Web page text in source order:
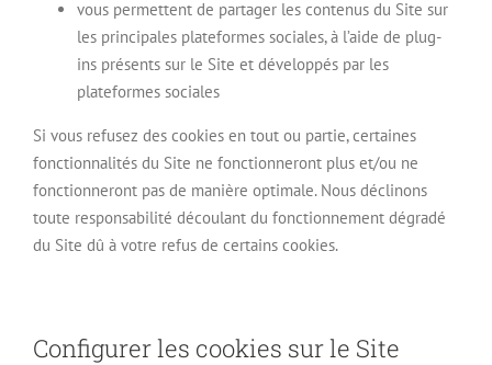
vous permettent de partager les contenus du Site sur
les principales plateformes sociales, à l’aide de plug-
ins présents sur le Site et développés par les
plateformes sociales
Si vous refusez des cookies en tout ou partie, certaines
fonctionnalités du Site ne fonctionneront plus et/ou ne
fonctionneront pas de manière optimale. Nous déclinons
toute responsabilité découlant du fonctionnement dégradé
du Site dû à votre refus de certains cookies.
Configurer les cookies sur le Site